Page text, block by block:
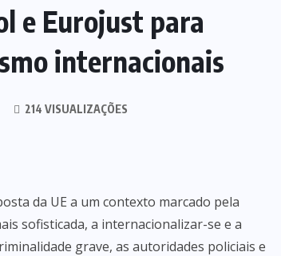
e Eurojust para
internacionais
214 VISUALIZAÇÕES
da UE a um contexto marcado pela
sofisticada, a internacionalizar-se e a
grave, as autoridades policiais e